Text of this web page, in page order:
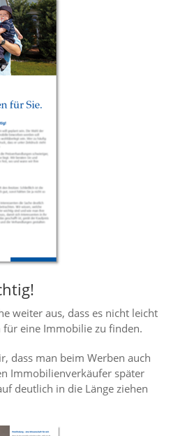
weiter aus, dass es nicht leicht
für eine Immobilie zu finden.
dass man beim Werben auch
Immobilienverkäufer später
deutlich in die Länge ziehen